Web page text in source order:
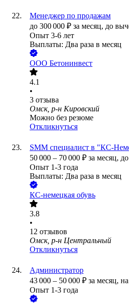
Менеджер по продажам
до 300 000 ₽ за месяц, до
Опыт 3-6 лет
Выплаты: Два раза в месяц
ООО Бетонинвест
4.1
•
3 отзыва
Омск, р-н Кировский
Можно без резюме
Откликнуться
SMM специалист в "КС-
50 000 – 70 000 ₽ за месяц,
Опыт 1-3 года
Выплаты: Два раза в месяц
КС-немецкая обувь
3.8
•
12 отзывов
Омск, р-н Центральный
Откликнуться
Администратор
43 000 – 50 000 ₽ за месяц,
Опыт 1-3 года